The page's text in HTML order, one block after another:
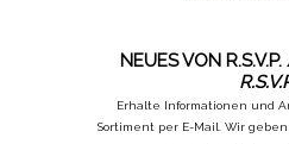
NEUES VON
Erhalte Informationen und
Sortiment per E-Mail. Wir